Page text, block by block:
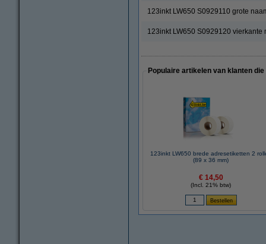
123inkt LW650 S0929110 grote
123inkt LW650 S0929120 vierkante
Populaire artikelen van klanten
123inkt LW650 brede adresetiketten 2
(89 x 36 mm)
€ 14,50
(Incl. 21% btw)